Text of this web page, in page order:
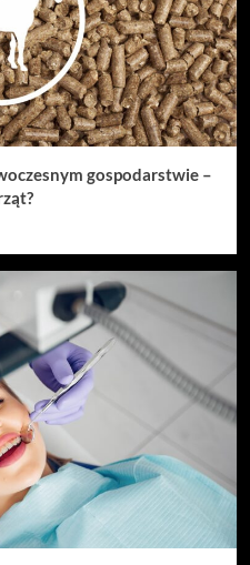
w której troska o
z nowoczesną technologią
na najwyższym
Willa Dentika
akcesoria dachowe – klucz do
konstrukcji
gospodarstwie –